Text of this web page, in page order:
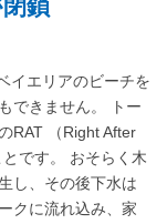
鎖
イエリアのビーチを
できません。 トー
RAT （Right After
です。 おそらく木
し、その後下水は
クに流れ込み、家